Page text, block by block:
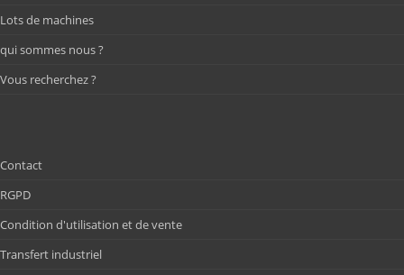
Lots de machines
qui sommes nous ?
Vous recherchez ?
Contact
RGPD
Condition d'utilisation et de vente
Transfert industriel